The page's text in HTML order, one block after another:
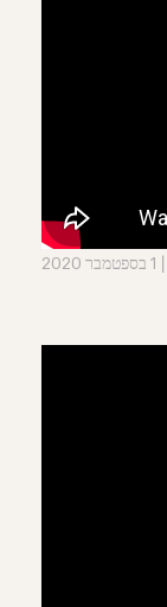
1 בספטמבר 2020